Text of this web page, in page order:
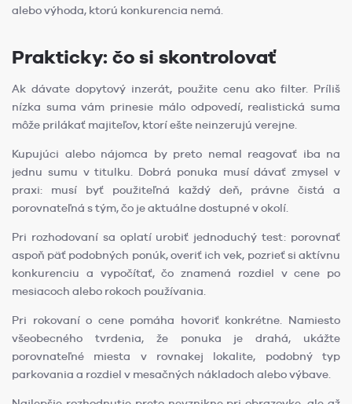
alebo výhoda, ktorú konkurencia nemá.
Prakticky: čo si skontrolovať
Ak dávate dopytový inzerát, použite cenu ako filter. Príliš
nízka suma vám prinesie málo odpovedí, realistická suma
môže prilákať majiteľov, ktorí ešte neinzerujú verejne.
Kupujúci alebo nájomca by preto nemal reagovať iba na
jednu sumu v titulku. Dobrá ponuka musí dávať zmysel v
praxi: musí byť použiteľná každý deň, právne čistá a
porovnateľná s tým, čo je aktuálne dostupné v okolí.
Pri rozhodovaní sa oplatí urobiť jednoduchý test: porovnať
aspoň päť podobných ponúk, overiť ich vek, pozrieť si aktívnu
konkurenciu a vypočítať, čo znamená rozdiel v cene po
mesiacoch alebo rokoch používania.
Pri rokovaní o cene pomáha hovoriť konkrétne. Namiesto
všeobecného tvrdenia, že ponuka je drahá, ukážte
porovnateľné miesta v rovnakej lokalite, podobný typ
parkovania a rozdiel v mesačných nákladoch alebo výbave.